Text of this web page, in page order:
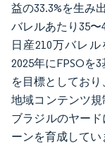
益の33.3%を生み
バレルあたり35
日産210万バレ
2025年にFPSOを
を目標としており
地域コンテンツ規
ブラジルのヤー
ーンを育成してい